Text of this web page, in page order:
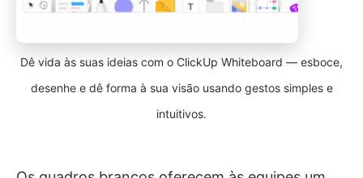
Dê vida às suas ideias com o ClickUp Whiteboard — esboce,
desenhe e dê forma à sua visão usando gestos simples e
intuitivos.